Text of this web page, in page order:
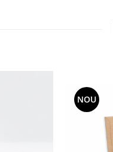
NOU